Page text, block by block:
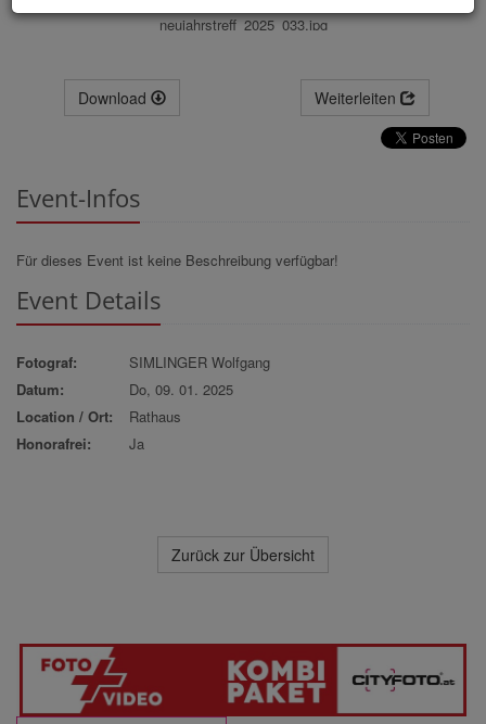
neujahrstreff_2025_033.jpg
Download Weiterleiten
Event-Infos
Für dieses Event ist keine Beschreibung verfügbar!
Event Details
Fotograf:
SIMLINGER Wolfgang
Datum:
Do, 09. 01. 2025
Location / Ort:
Rathaus
Honorafrei:
Ja
Zurück zur Übersicht